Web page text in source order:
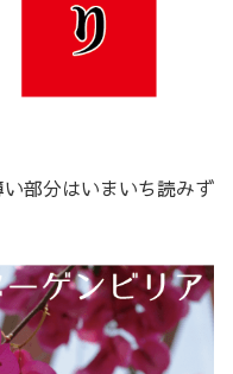
部分はいまいち読みず